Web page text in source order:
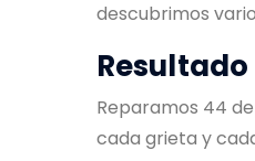
descubrimos
Resultado
Reparamos 44
cada grieta y